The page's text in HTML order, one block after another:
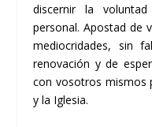
discernir la
personal. Apostad de
mediocridades, sin
renovación y de
con vosotros mismos
y la Iglesia.